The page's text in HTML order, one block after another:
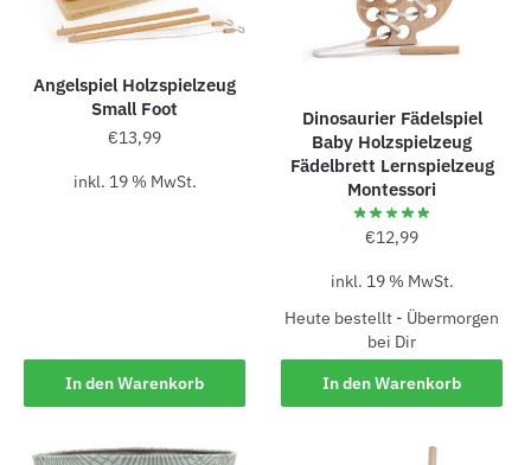
Angelspiel Holzspielzeug
Small Foot
€13,99
inkl. 19 % MwSt.
In den Warenkorb
Dinosaurier Fädelspiel
Baby Holzspielzeug
Fädelbrett Lernspielzeug
Montessori
€12,99
inkl. 19 % MwSt.
Heute bestellt - Übermorgen
bei Dir
In den Warenkorb